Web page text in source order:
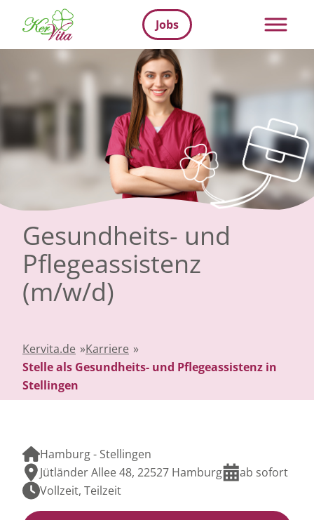
Jobs
Gesundheits- und
Pflegeassistenz
(m/w/d)
Kervita.de »Karriere »
Stelle als Gesundheits- und Pflegeassistenz in
Stellingen
Hamburg - Stellingen
Jütländer Allee 48, 22527 Hamburg
ab sofort
Vollzeit, Teilzeit